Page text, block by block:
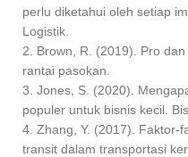
perlu diketahui oleh setiap
Logistik.
2. Brown, R. (2019). Pro
rantai pasokan.
3. Jones, S. (2020).
populer untuk bisnis kecil.
4. Zhang, Y. (2017). Faktor-
transit dalam transportasi